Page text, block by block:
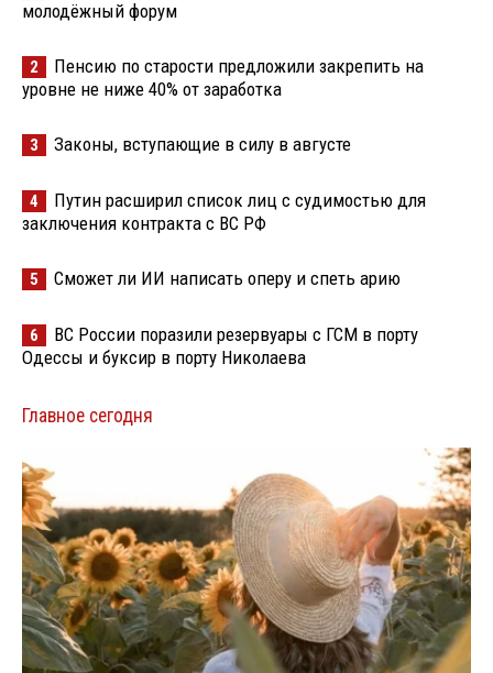
молодёжный форум
2
Пенсию по старости предложили закрепить на
уровне не ниже 40% от заработка
3 Законы, вступающие в силу в августе
4
Путин расширил список лиц с судимостью для
заключения контракта с ВС РФ
5 Сможет ли ИИ написать оперу и спеть арию
6
ВС России поразили резервуары с ГСМ в порту
Одессы и буксир в порту Николаева
Главное сегодня